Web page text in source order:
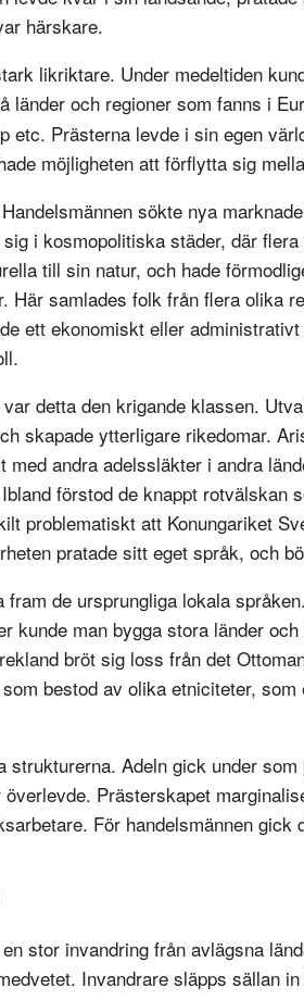
härskare.
likriktare. Under medeltiden
länder och regioner som fanns i
etc. Prästerna levde i sin egen
möjligheten att förflytta sig
sökte nya
i kosmopolitiska städer, där
till sin natur, och hade
Här samlades folk från flera olika
ett ekonomiskt eller
detta den krigande klassen.
skapade ytterligare rikedomar.
andra adelssläkter i andra
förstod de knappt rotvälskan
problematiskt att Konungariket
pratade sitt eget språk, och
de ursprungliga lokala
kunde man bygga stora länder
bröt sig loss från det
bestod av olika etniciteter,
strukturerna. Adeln gick under
Prästerskapet
För handelsmännen gick
stor invandring från avlägsna
Invandrare släpps sällan